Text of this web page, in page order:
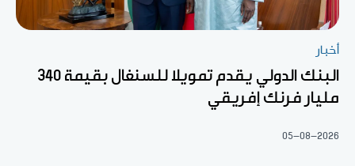
أخبار
البنك الدولي يقدم تمويلا للسنغال بقيمة 340
مليار فرنك إفريقي
05-08-2026